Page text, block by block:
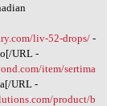
liv-52-drops/-
URL -
item/sertima
URL -
product/b